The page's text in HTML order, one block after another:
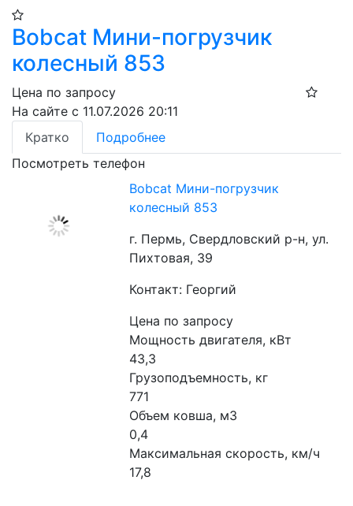
Bobcat Мини-погрузчик
колесный 853
Цена по запросу
На сайте с 11.07.2026 20:11
Кратко
Подробнее
Посмотреть телефон
Bobcat Мини-погрузчик
колесный 853
г. Пермь, Свердловский р-н, ул.
Пихтовая, 39
Контакт: Георгий
Цена по запросу
Мощность двигателя, кВт
43,3
Грузоподъемность, кг
771
Объем ковша, м3
0,4
Максимальная скорость, км/ч
17,8